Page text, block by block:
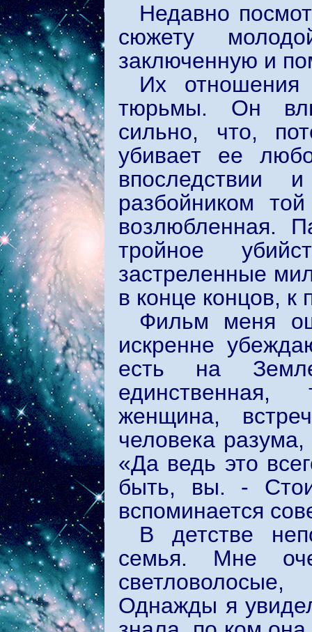
Недавно
сюжету
заключенную и
Их отношения
тюрьмы. Он
сильно, что,
убивает ее
впоследствии
разбойником
возлюбленная.
тройное
застреленные
в конце концов,
Фильм меня
искренне
есть на
единственная,
женщина,
человека
«Да ведь это
быть, вы. -
вспоминается
В детстве
семья. Мне
Однажды я